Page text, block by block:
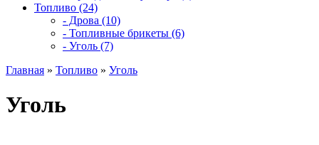
Топливо (24)
- Дрова (10)
- Топливные брикеты (6)
- Уголь (7)
Главная » Топливо » Уголь
Уголь